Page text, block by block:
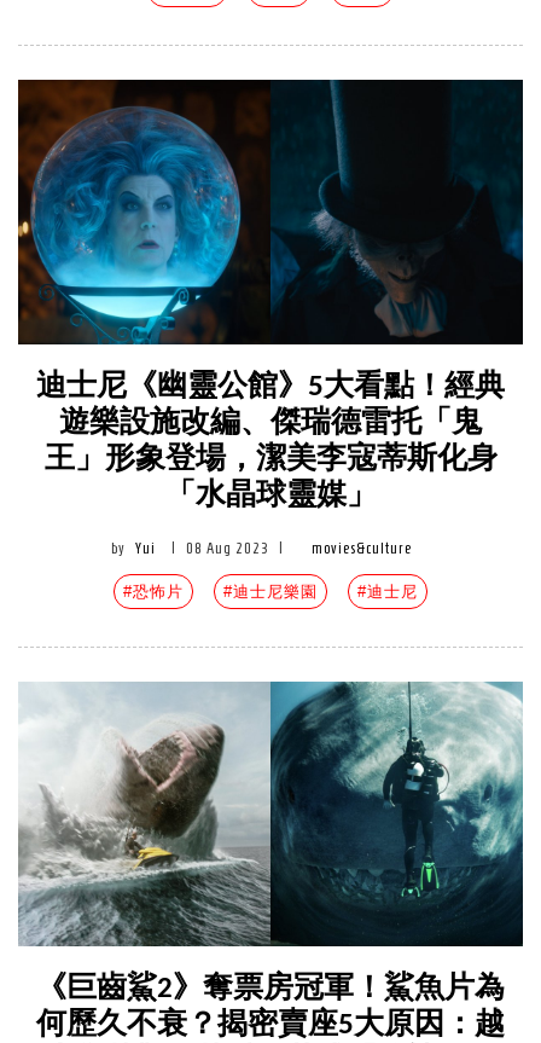
迪士尼《幽靈公館》5大看點！經典
遊樂設施改編、傑瑞德雷托「鬼
王」形象登場，潔美李寇蒂斯化身
「水晶球靈媒」
by Yui 08 Aug 2023 movies&culture
#恐怖片 #迪士尼樂園 #迪士尼
《巨齒鯊2》奪票房冠軍！鯊魚片為
何歷久不衰？揭密賣座5大原因：越